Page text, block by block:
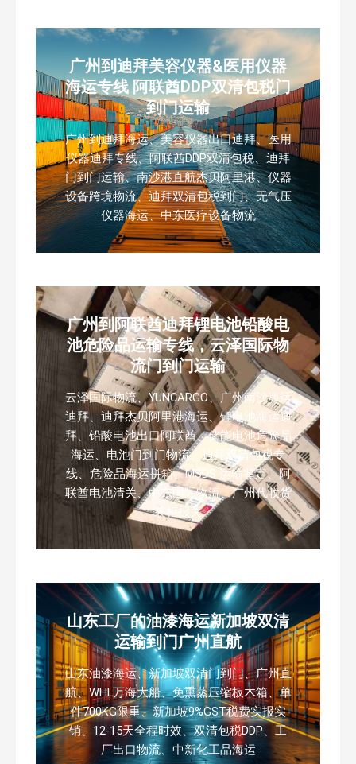
广州到迪拜美容仪器&医用仪器
海运专线 阿联酋DDP双清包税门
到门运输
广州到迪拜海运、美容仪器出口迪拜、医用
仪器迪拜专线、阿联酋DDP双清包税、迪拜
门到门运输、南沙港直航杰贝阿里港、仪器
设备跨境物流、迪拜双清包税到门、无气压
仪器海运、中东医疗设备物流
广州到阿联酋迪拜锂电池铅酸电
池危险品运输专线，云泽国际物
流门到门运输
云泽国际物流、YUNCARGO、广州南沙海运
迪拜、迪拜杰贝阿里港海运、锂电池海运迪
拜、铅酸电池出口阿联酋、储能电池危险品
海运、电池门到门物流、迪拜双清包税专
线、危险品海运拼箱、MSDS 运输鉴定、阿
联酋电池清关、中东国际物流、广州代收货
装柜报关
山东工厂的油漆海运新加坡双清
运输到门广州直航
山东油漆海运、新加坡双清门到门、广州直
航、WHL万海大船、免熏蒸压缩板木箱、单
件700KG限重、新加坡9%GST税费实报实
销、12-15天全程时效、双清包税DDP、工
厂出口物流、中新化工品海运